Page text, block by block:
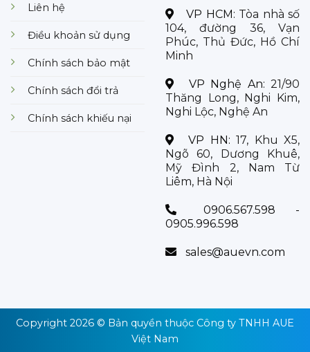
Liên hệ
Điều khoản sử dụng
Chính sách bảo mật
Chính sách đổi trả
Chính sách khiếu nại
VP HCM: Tòa nhà số
104, đường 36, Vạn
Phúc, Thủ Đức, Hồ Chí
Minh
VP Nghệ An: 21/90
Thăng Long, Nghi Kim,
Nghi Lộc, Nghệ An
VP HN:17, Khu X5,
Ngõ 60, Dương Khuê,
Mỹ Đình 2, Nam Từ
Liêm, Hà Nội
0906.567.598 -
0905.996.598
sales@auevn.com
Copyright 2026 © Bản quyền thuộc Công ty TNHH AUE
Việt Nam